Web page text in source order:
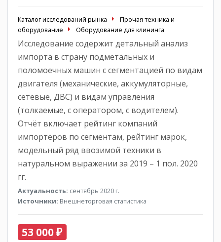
Каталог исследований рынка
Прочая техника и
оборудование
Оборудование для клининга
Исследование содержит детальный анализ
импорта в страну подметальных и
поломоечных машин с сегментацией по видам
двигателя (механические, аккумуляторные,
сетевые, ДВС) и видам управления
(толкаемые, с оператором, с водителем).
Отчёт включает рейтинг компаний
импортеров по сегментам, рейтинг марок,
модельный ряд ввозимой техники в
натуральном выражении за 2019 – 1 пол. 2020
гг.
Актуальность: сентябрь 2020 г.
Источники: Внешнеторговая статистика
53 000 ₽